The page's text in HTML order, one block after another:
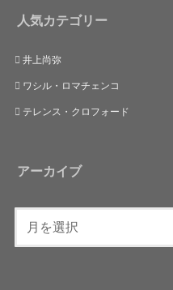
人気カテゴリー
井上尚弥
ワシル・ロマチェンコ
テレンス・クロフォード
アーカイブ